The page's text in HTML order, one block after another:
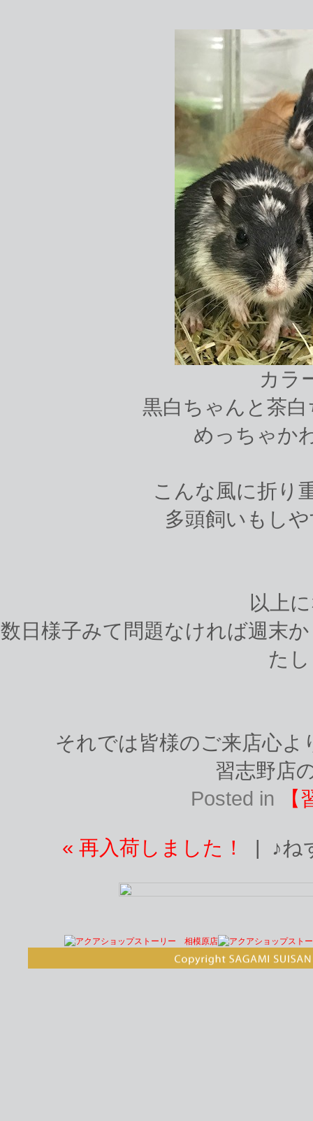
カラ
黒白ちゃんと茶
めっちゃか
こんな風に折り
多頭飼いもし
以上
数日様子みて問題なければ週末
た
それでは皆様のご来店心よ
習志野店
Posted in
« 再入荷しました！ | ♪ね